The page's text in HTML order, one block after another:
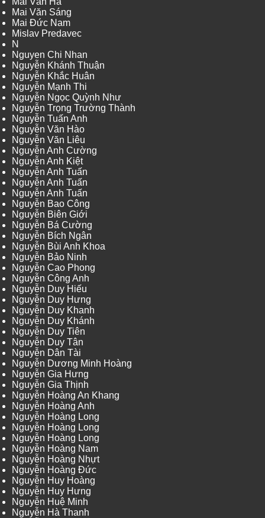
Mai Văn Sáng
Mai Đức Nam
Mislav Predavec
N
Nguyen Chi Nhan
Nguyễn Khánh Thuận
Nguyễn Khắc Huân
Nguyễn Mạnh Thi
Nguyễn Ngọc Quỳnh Như
Nguyễn Trọng Trường Thành
Nguyễn Tuấn Anh
Nguyễn Văn Hào
Nguyễn Văn Liêu
Nguyễn Anh Cường
Nguyễn Anh Kiệt
Nguyễn Anh Tuấn
Nguyễn Anh Tuấn
Nguyễn Anh Tuấn
Nguyễn Bao Công
Nguyễn Biên Giới
Nguyễn Bá Cường
Nguyễn Bích Ngân
Nguyễn Bùi Anh Khoa
Nguyễn Bảo Ninh
Nguyễn Cao Phong
Nguyễn Công Anh
Nguyễn Duy Hiếu
Nguyễn Duy Hưng
Nguyễn Duy Khanh
Nguyễn Duy Khánh
Nguyễn Duy Tiên
Nguyễn Duy Tân
Nguyễn Dân Tài
Nguyễn Dương Minh Hoàng
Nguyễn Gia Hưng
Nguyễn Gia Thịnh
Nguyễn Hoàng An Khang
Nguyễn Hoàng Anh
Nguyễn Hoàng Long
Nguyễn Hoàng Long
Nguyễn Hoàng Long
Nguyễn Hoàng Nam
Nguyễn Hoàng Nhựt
Nguyễn Hoàng Đức
Nguyễn Huy Hoàng
Nguyễn Huy Hưng
Nguyễn Huệ Minh
Nguyễn Hà Thanh